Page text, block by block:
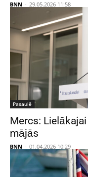
BNN - 29.05.2026 11:58
Pasaulē
Mercs:
mājās
BNN - 01.04.2026 10:29